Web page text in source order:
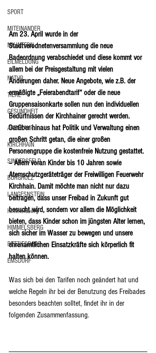
SPORT
MITEINANDER
MK-INTERN
EILMELDUNG
NATUR
TIERE
GESUNDHEIT
ANZEFAHR
KIRCHHAIN
SINDERSFELD
BURGHOLZ
LANGESNSTEIN
Himmelsberg
HIMMELSBERG
BETZIESDORF
EMSDORF
Am 23. April wurde in der
Stadtverodnetenversammlung die neue
Badeordnung verabschiedet und diese kommt vor
allem bei der Preisgestaltung mit vielen
Änderungen daher. Neue Angebote, wie z.B. der
ermäßigte „Feierabendtarif“ oder die neue
Gruppensaisonkarte sollen nun den individuellen
Bedürfnissen der Kirchhainer gerecht werden.
Darüber hinaus hat Politik und Verwaltung einen
großen Schritt getan, die einer großen
Personengruppe die kostenfreie Nutzung gestattet.
– Allem voran Kinder bis 10 Jahren sowie
Atemschutzgeräteträger der Freiwilligen Feuerwehr
Kirchhain. Damit möchte man nicht nur dazu
beitragen, dass unser Freibad in Zukunft gut
besucht wird, sondern vor allem die Möglichkeit
bieten, dass Kinder schon im jüngsten Alter lernen,
sich sicher im Wasser zu bewegen und unsere
ehrenamtlichen Einsatzkräfte sich körperlich fit
halten können.
Was sich bei den Tarifen noch geändert hat und
welche Regeln ihr bei der Benutzung des Freibades
besonders beachten solltet, findet ihr in der
folgenden Zusammenfassung.